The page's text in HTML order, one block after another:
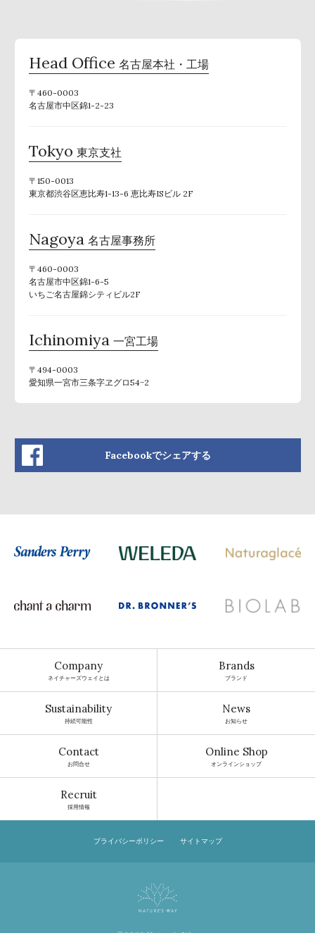
Head Office 名古屋本社・工場
〒460-0003
名古屋市中区錦1-2-23
Tokyo 東京支社
〒150-0013
東京都渋谷区恵比寿1-13-6 恵比寿ISビル 2F
Nagoya 名古屋事務所
〒460-0003
名古屋市中区錦1-6-5
いちご名古屋錦シティビル2F
Ichinomiya 一宮工場
〒494-0003
愛知県一宮市三条字ヱグロ54−2
Facebookでシェアする
Company
ネイチャーズウェイとは
Brands
ブランド
Sustainability
持続可能性
News
お知らせ
Contact
お問合せ
Online Shop
オンラインショップ
Recruit
採用情報
プライバシーポリシー サイトマップ